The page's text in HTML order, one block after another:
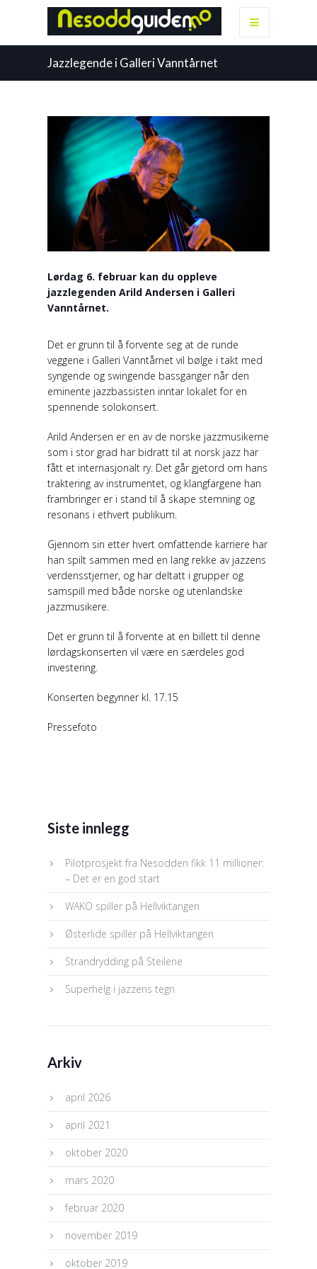
Jazzlegende i Galleri Vanntårnet
Lørdag 6. februar kan du oppleve
jazzlegenden Arild Andersen i Galleri
Vanntårnet.
Det er grunn til å forvente seg at de runde
veggene i Galleri Vanntårnet vil bølge i takt med
syngende og swingende bassganger når den
eminente jazzbassisten inntar lokalet for en
spennende solokonsert.
Arild Andersen er en av de norske jazzmusikerne
som i stor grad har bidratt til at norsk jazz har
fått et internasjonalt ry. Det går gjetord om hans
traktering av instrumentet, og klangfargene han
frambringer er i stand til å skape stemning og
resonans i ethvert publikum.
Gjennom sin etter hvert omfattende karriere har
han spilt sammen med en lang rekke av jazzens
verdensstjerner, og har deltatt i grupper og
samspill med både norske og utenlandske
jazzmusikere.
Det er grunn til å forvente at en billett til denne
lørdagskonserten vil være en særdeles god
investering.
Konserten begynner kl. 17.15
Pressefoto
Siste innlegg
Pilotprosjekt fra Nesodden fikk 11 millioner:
– Det er en god start
WAKO spiller på Hellviktangen
Østerlide spiller på Hellviktangen
Strandrydding på Steilene
Superhelg i jazzens tegn
Arkiv
april 2026
april 2021
oktober 2020
mars 2020
februar 2020
november 2019
oktober 2019